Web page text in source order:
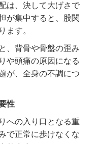
は、決して大げさで
が集中すると、股関
ます。
、背骨や骨盤の歪み
や頭痛の原因になる
が、全身の不調につ
性
への入り口となる重
で正常に歩けなくな